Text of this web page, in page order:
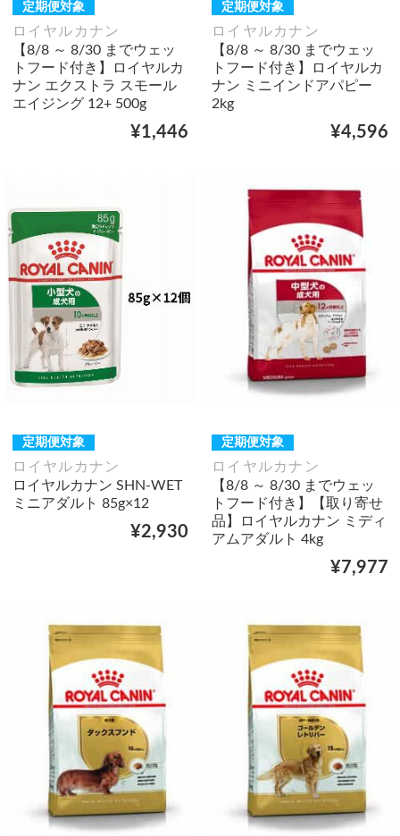
定期便対象
ロイヤルカナン
【8/8 ～ 8/30 までウェッ
トフード付き】ロイヤルカ
ナン エクストラ スモール
エイジング 12+ 500g
¥1,446
定期便対象
ロイヤルカナン
【8/8 ～ 8/30 までウェッ
トフード付き】ロイヤルカ
ナン ミニインドアパピー
2kg
¥4,596
定期便対象
ロイヤルカナン
ロイヤルカナン SHN-WET
ミニアダルト 85g×12
¥2,930
定期便対象
ロイヤルカナン
【8/8 ～ 8/30 までウェッ
トフード付き】【取り寄せ
品】ロイヤルカナン ミディ
アムアダルト 4kg
¥7,977